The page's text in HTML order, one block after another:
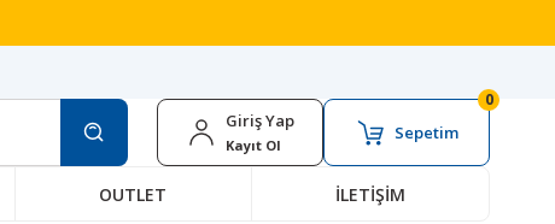
Giriş Yap
Kayıt Ol
Sepetim
0
OUTLET İLETİŞİM